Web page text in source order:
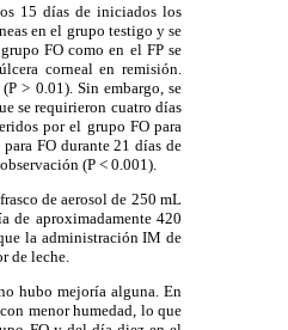
15 días de iniciados los
en el grupo testigo y se
FO como en el FP se
corneal en remisión.
> 0.01). Sin embargo, se
se requirieron cuatro días
por el grupo FO para
FO durante 21 días de
(P < 0.001).
de aerosol de 250 mL
de aproximadamente 420
la administración IM de
de leche.
hubo mejoría alguna. En
menor humedad, lo que